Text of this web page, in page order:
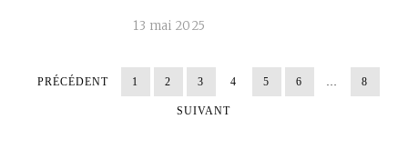
13 mai 2025
PRÉCÉDENT 1 2 3 4 5 6 8
SUIVANT